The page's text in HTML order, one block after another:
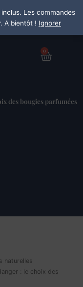
Les commandes
A bientôt ! Ignorer
0
Panier
des bougies parfumées
naturelles
: le choix des